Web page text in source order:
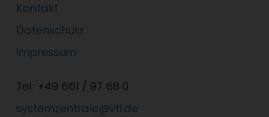
Kontakt
Datenschutz
Impressum
Tel.: +49 661 / 97 68 0
systemzentrale@vtl.de